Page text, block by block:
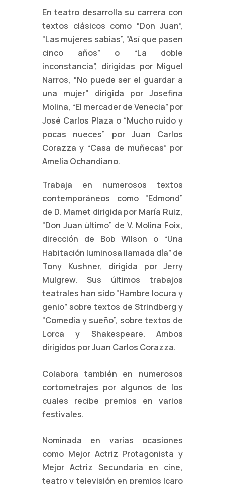
En teatro desarrolla su carrera con
textos clásicos como “Don Juan”,
“Las mujeres sabias”, “Así que pasen
cinco años” o “La doble
inconstancia”, dirigidas por Miguel
Narros, “No puede ser el guardar a
una mujer” dirigida por Josefina
Molina, “El mercader de Venecia” por
José Carlos Plaza o “Mucho ruido y
pocas nueces” por Juan Carlos
Corazza y “Casa de muñecas” por
Amelia Ochandiano.
Trabaja en numerosos textos
contemporáneos como “Edmond”
de D. Mamet dirigida por María Ruiz,
“Don Juan último” de V. Molina Foix,
dirección de BobWilson o “Una
Habitación luminosa llamada día” de
Tony Kushner, dirigida por Jerry
Mulgrew. Sus últimos trabajos
teatrales han sido “Hambre locura y
genio” sobre textos de Strindberg y
“Comedia y sueño”, sobre textos de
Lorca y Shakespeare. Ambos
dirigidos por Juan Carlos Corazza.
Colabora también en numerosos
cortometrajes por algunos de los
cuales recibe premios en varios
festivales.
Nominada en varias ocasiones
como Mejor Actriz Protagonista y
Mejor Actriz Secundaria en cine,
teatro y televisión en premios Icaro